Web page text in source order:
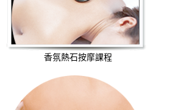
香氛熱石按摩課程